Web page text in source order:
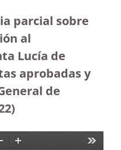
parcial sobre
al
Lucía de
aprobadas y
de